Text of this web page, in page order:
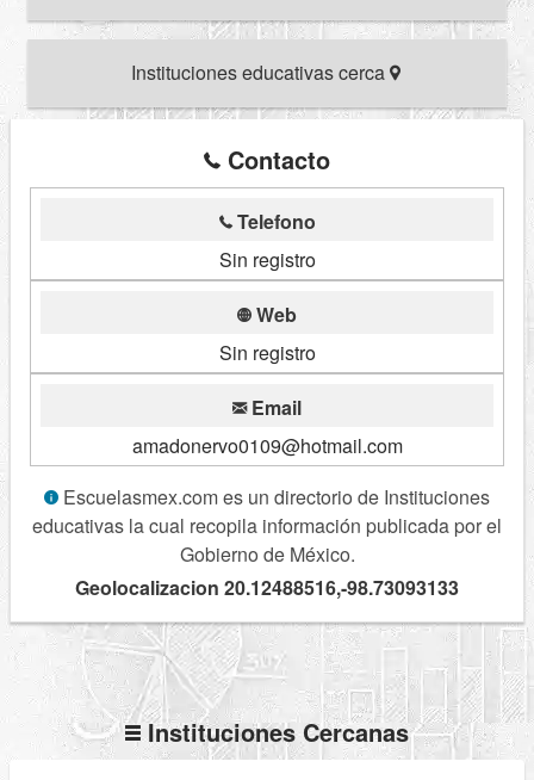
Instituciones educativas cerca
Contacto
Telefono
Sin registro
Web
Sin registro
Email
amadonervo0109@hotmail.com
Escuelasmex.com es un directorio de Instituciones
educativas la cual recopila información publicada por el
Gobierno de México.
Geolocalizacion 20.12488516,-98.73093133
Instituciones Cercanas